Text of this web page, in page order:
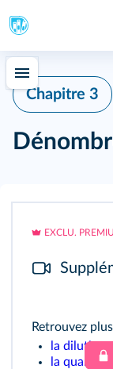
Chapitre 3
EXCLU.
Retrouvez
la dilution
la